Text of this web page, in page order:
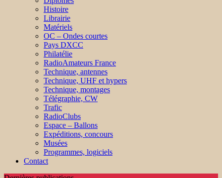
Histoire
Librairie
Matériels
OC – Ondes courtes
Pays DXCC
Philatélie
RadioAmateurs France
Technique, antennes
Technique, UHF et hypers
Technique, montages
Télégraphie, CW
Trafic
RadioClubs
Espace – Ballons
Expéditions, concours
Musées
Programmes, logiciels
Contact